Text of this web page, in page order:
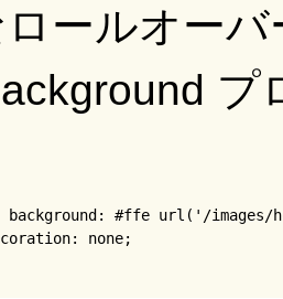
ールオー
プ
background: #ffe url('/
none;